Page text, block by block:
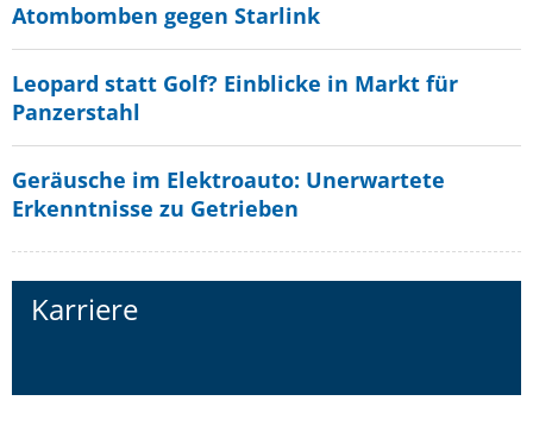
Atombomben gegen Starlink
Leopard statt Golf? Einblicke in Markt für
Panzerstahl
Geräusche im Elektroauto: Unerwartete
Erkenntnisse zu Getrieben
Karriere